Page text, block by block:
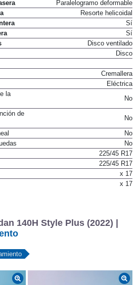
Paralelogramo deformable
Resorte helicoidal
Sí
Sí
Disco ventilado
Disco
Cremallera
Eléctrica
la
No
de
No
No
No
225/45 R17
225/45 R17
x 17
x 17
140H Style Plus (2022) |